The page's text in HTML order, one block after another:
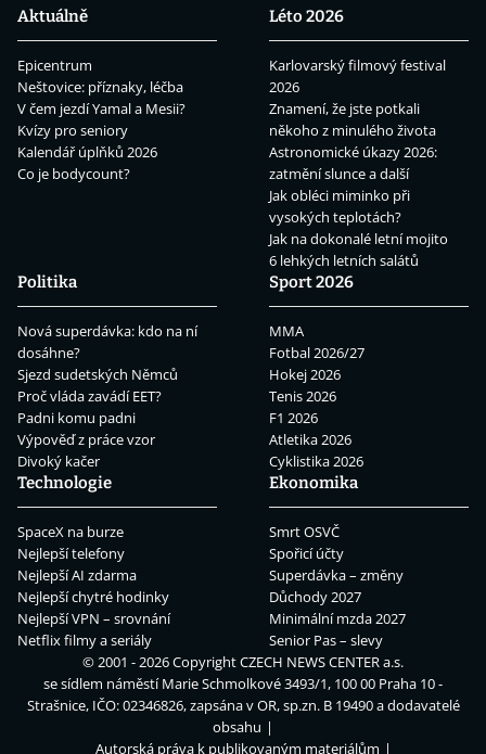
Aktuálně
Epicentrum
Neštovice: příznaky, léčba
V čem jezdí Yamal a Mesii?
Kvízy pro seniory
Kalendář úplňků 2026
Co je bodycount?
Léto 2026
Karlovarský filmový festival
2026
Znamení, že jste potkali
někoho z minulého života
Astronomické úkazy 2026:
zatmění slunce a další
Jak obléci miminko při
vysokých teplotách?
Jak na dokonalé letní mojito
6 lehkých letních salátů
Politika
Nová superdávka: kdo na ní
dosáhne?
Sjezd sudetských Němců
Proč vláda zavádí EET?
Padni komu padni
Výpověď z práce vzor
Divoký kačer
Sport 2026
MMA
Fotbal 2026/27
Hokej 2026
Tenis 2026
F1 2026
Atletika 2026
Cyklistika 2026
Technologie
SpaceX na burze
Nejlepší telefony
Nejlepší AI zdarma
Nejlepší chytré hodinky
Nejlepší VPN – srovnání
Netflix filmy a seriály
Ekonomika
Smrt OSVČ
Spořicí účty
Superdávka – změny
Důchody 2027
Minimální mzda 2027
Senior Pas – slevy
© 2001 - 2026 CopyrightCZECH NEWS CENTER a.s.
se sídlem náměstí Marie Schmolkové 3493/1, 100 00 Praha 10 -
Strašnice, IČO: 02346826, zapsána v OR, sp.zn. B 19490 a dodavatelé
obsahu
Autorská práva k publikovaným materiálům